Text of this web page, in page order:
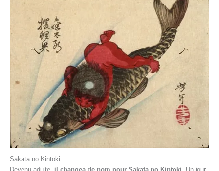
Sakata no Kintoki
Devenu adulte, il changea de nom pour Sakata no Kintoki. Un jour,